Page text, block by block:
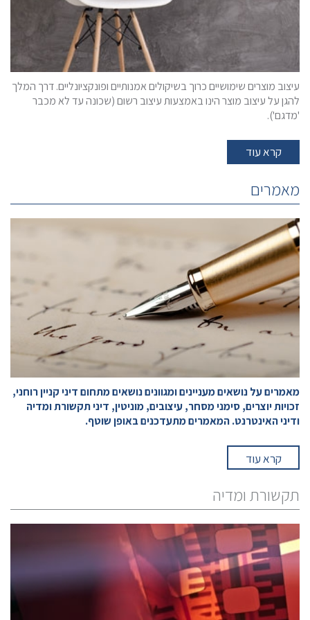
עיצוב מוצרים שימושיים כרוך בשיקולים אמנותיים ופונקציונליים. דרך המלך
להגן על עיצוב מוצר הינו באמצעות עיצוב רשום (שכונה עד לא מכבר
'מדגם').
קרא עוד
מאמרים
מאמרים על נושאים מעניינים ומגוונים נושאים מתחום דיני קניין רוחני,
זכויות יוצרים, סימני מסחר, עיצובים, מוניטין, דיני תקשורת ומדיה
ודיני האינטרנט. המאמרים מתעדכנים באופן שוטף.
קרא עוד
תקשורת ומדיה